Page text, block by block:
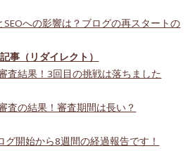
SEOへの影響は？ブログの再スタートの
事（リダイレクト）
査結果！3回目の挑戦は落ちました
査の結果！審査期間は長い？
グ開始から8週間の経過報告です！